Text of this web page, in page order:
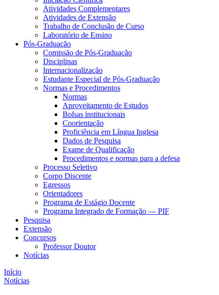
Atividades Complementares
Atividades de Extensão
Trabalho de Conclusão de Curso
Laboratório de Ensino
Pós-Graduação
Comissão de Pós-Graduação
Disciplinas
Internacionalização
Estudante Especial de Pós-Graduação
Normas e Procedimentos
Normas
Aproveitamento de Estudos
Bolsas institucionais
Coorientação
Proficiência em Língua Inglesa
Dados de Pesquisa
Exame de Qualificação
Procedimentos e normas para a defesa
Processo Seletivo
Corpo Discente
Egressos
Orientadores
Programa de Estágio Docente
Programa Integrado de Formação — PIF
Pesquisa
Extensão
Concursos
Professor Doutor
Notícias
Início
Notícias